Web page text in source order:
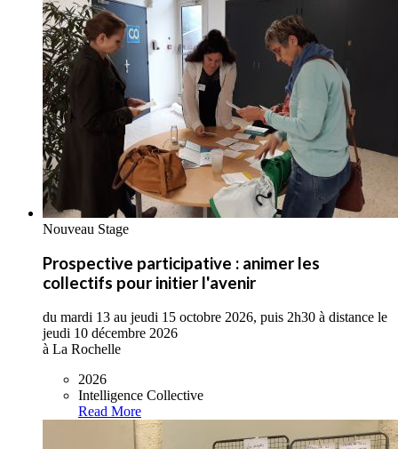
Nouveau Stage
Prospective participative : animer les
collectifs pour initier l'avenir
du mardi 13 au jeudi 15 octobre 2026, puis 2h30 à distance le
jeudi 10 décembre 2026
à La Rochelle
2026
Intelligence Collective
Read More